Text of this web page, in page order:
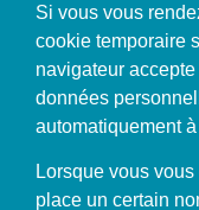
Si vous vous
cookie temporaire
navigateur
données
automatiquement
Lorsque vous
place un certain